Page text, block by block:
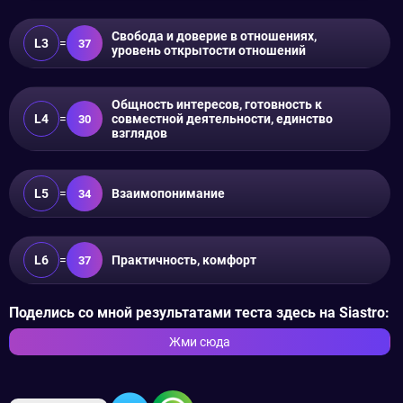
L3 = 37
Свобода и доверие в отношениях,
уровень открытости отношений
L4 = 30
Общность интересов, готовность к
совместной деятельности, единство
взглядов
L5 = 34 Взаимопонимание
L6 = 37 Практичность, комфорт
Поделись со мной результатами теста здесь на Siastro:
Жми сюда